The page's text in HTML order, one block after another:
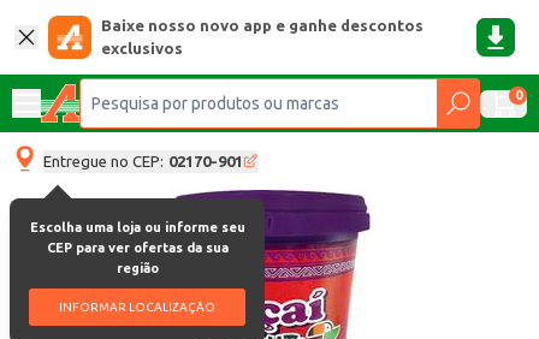
Baixe nosso novo app e ganhe descontos
exclusivos
0
Entregue no CEP: 02170-901
Escolha uma loja ou informe seu
CEP para ver ofertas da sua
região
INFORMAR LOCALIZAÇÃO